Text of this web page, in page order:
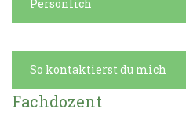
Persönlich
So kontaktierst du mich
Fachdozent